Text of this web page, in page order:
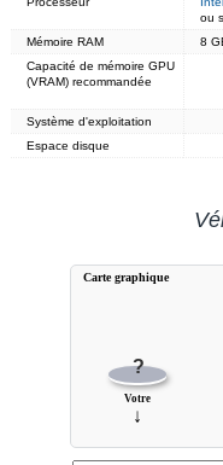
ou
Mémoire RAM
8
Capacité de mémoire GPU
(VRAM) recommandée
Système d'exploitation
Espace disque
?
Votre
↓
Carte graphique